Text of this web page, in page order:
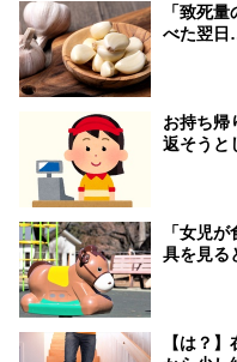
「致死
べた翌
お持ち帰
返そうと
「女児
具を見
【は？